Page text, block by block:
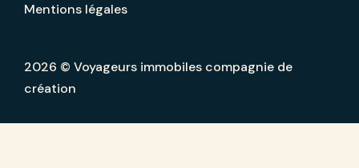
Mentions légales
2026 © Voyageurs immobiles compagnie de
création